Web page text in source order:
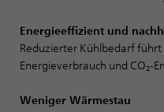
Energieeffizient und
Reduzierter Kühlbedarf
Energieverbrauch und CO₂-
Weniger Wärmestau